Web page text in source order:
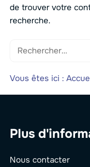
de trouver votre
recherche.
Rechercher :
Vous êtes ici :
Plus
Nous contacter